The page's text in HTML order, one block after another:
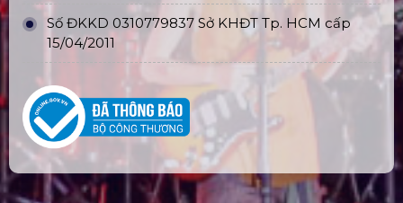
Số ĐKKD 0310779837 Sở KHĐT Tp. HCM cấp
15/04/2011